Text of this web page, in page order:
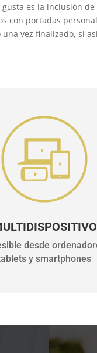
es la inclusión
con portadas
vez finalizado, si
desde
y smartphones